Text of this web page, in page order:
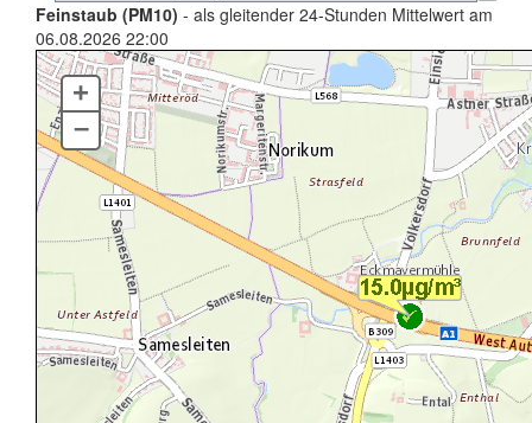
Feinstaub (PM10) - als gleitender 24-Stunden Mittelwert am
06.08.2026 22:00
+
–